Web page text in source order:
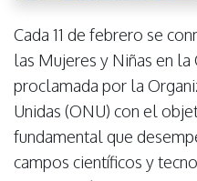
Cada 11 de febrero se
las Mujeres y Niñas en la
proclamada por la
Unidas (ONU) con el
fundamental que
campos científicos y